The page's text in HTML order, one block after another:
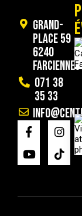
Grand-
Place 59
6240
Farciennes
071 38
35 33